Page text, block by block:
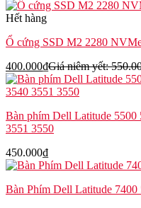
Hết hàng
Ổ cứng SSD M2 2280
400.000₫Giá niêm yết:
Bàn phím Dell Latitude 5500
3551 3550
450.000₫
Bàn Phím Dell Latitude 7400